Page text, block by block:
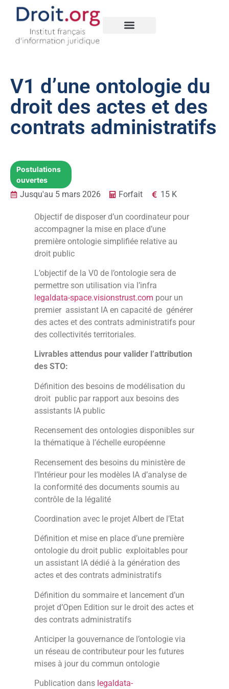
V1 d’une ontologie du
droit des actes et des
contrats administratifs
Postulations
ouvertes
Jusqu'au 5 mars 2026 Forfait 15 K
Objectif de disposer d’un coordinateur pour
accompagner la mise en place d’une
première ontologie simplifiée relative au
droit public
L’objectif de la V0 de l’ontologie sera de
permettre son utilisation via l’infra
legaldata-space.visionstrust.com pour un
premier assistant IA en capacité de générer
des actes et des contrats administratifs pour
des collectivités territoriales.
Livrables attendus pour valider l’attribution
des STO:
Définition des besoins de modélisation du
droit public par rapport aux besoins des
assistants IA public
Recensement des ontologies disponibles sur
la thématique à l’échelle européenne
Recensement des besoins du ministère de
l’Intérieur pour les modèles IA d’analyse de
la conformité des documents soumis au
contrôle de la légalité
Coordination avec le projet Albert de l’Etat
Définition et mise en place d’une première
ontologie du droit public exploitables pour
un assistant IA dédié à la génération des
actes et des contrats administratifs
Définition du sommaire et lancement d’un
projet d’Open Edition sur le droit des actes et
des contrats administratifs
Anticiper la gouvernance de l’ontologie via
un réseau de contributeur pour les futures
mises à jour du commun ontologie
Publication dans legaldata-